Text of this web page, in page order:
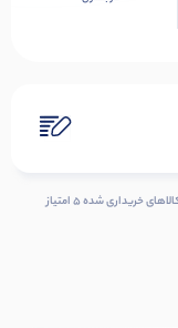
شمـا هـم دربـاره ایـن کــالا دیــدگاه ثبــت کنید، بــا ثبــت‌دیـدگاه بر روی کالاهای خریداری شده ۵ امتیاز